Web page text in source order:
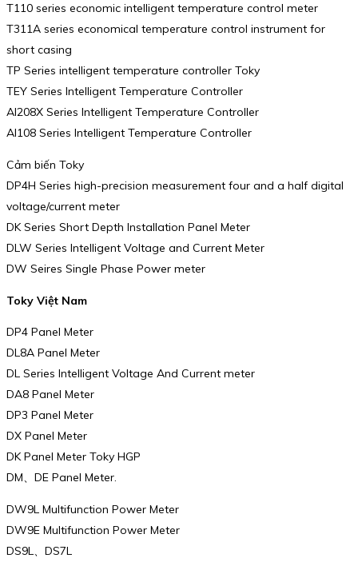
T110 series economic intelligent temperature control meter
T311A series economical temperature control instrument for
short casing
TP Series intelligent temperature controller Toky
TEY Series Intelligent Temperature Controller
AI208X Series Intelligent Temperature Controller
AI108 Series Intelligent Temperature Controller
Cảm biến Toky
DP4H Series high-precision measurement four and a half digital
voltage/current meter
DK Series Short Depth Installation Panel Meter
DLW Series Intelligent Voltage and Current Meter
DW Seires Single Phase Power meter
Toky Việt Nam
DP4 Panel Meter
DL8A Panel Meter
DL Series Intelligent Voltage And Current meter
DA8 Panel Meter
DP3 Panel Meter
DX Panel Meter
DK Panel Meter Toky HGP
DM、DE Panel Meter.
DW9L Multifunction Power Meter
DW9E Multifunction Power Meter
DS9L、DS7L